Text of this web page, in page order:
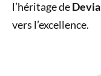
l’héritage de
vers l’excellence.